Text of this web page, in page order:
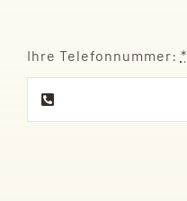
Ihre Telefonnummer:*